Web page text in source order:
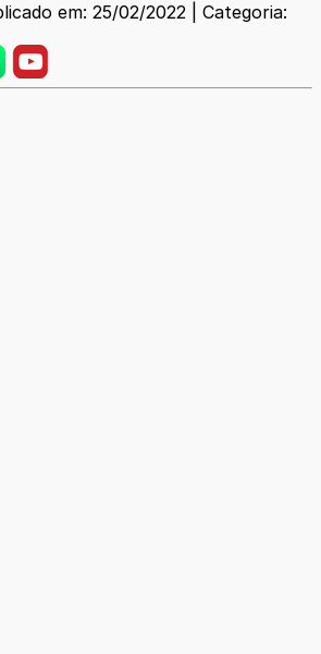
em: 25/02/2022 | Categoria: